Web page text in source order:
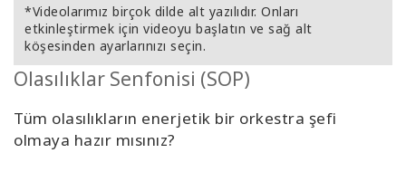
*Videolarımız birçok dilde alt yazılıdır. Onları
etkinleştirmek için videoyu başlatın ve sağ alt
köşesinden ayarlarınızı seçin.
Olasılıklar Senfonisi (SOP)
Tüm olasılıkların enerjetik bir orkestra şefi
olmaya hazır mısınız?